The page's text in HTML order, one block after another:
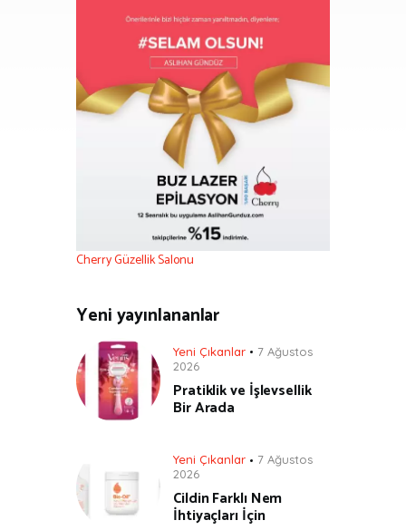
Cherry Güzellik Salonu
Yeni yayınlananlar
Yeni Çıkanlar
7 Ağustos
2026
Pratiklik ve İşlevsellik
Bir Arada
Yeni Çıkanlar
7 Ağustos
2026
Cildin Farklı Nem
İhtiyaçları İçin